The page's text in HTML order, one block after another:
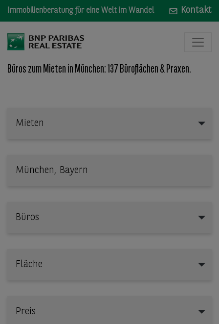
Immobilienberatung für eine Welt im Wandel Kontakt
Büros zum Mieten in München: 137 Büroflächen & Praxen.
Mieten
Büros
Fläche
Preis